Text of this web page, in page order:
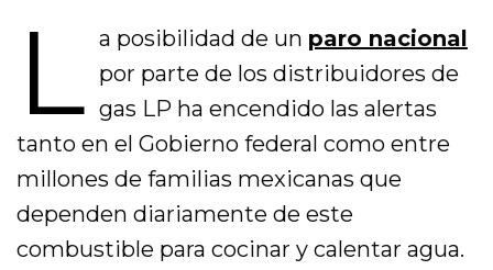
L a posibilidad de un paro nacional
por parte de los distribuidores de
gas LP ha encendido las alertas
tanto en el Gobierno federal como entre
millones de familias mexicanas que
dependen diariamente de este
combustible para cocinar y calentar agua.